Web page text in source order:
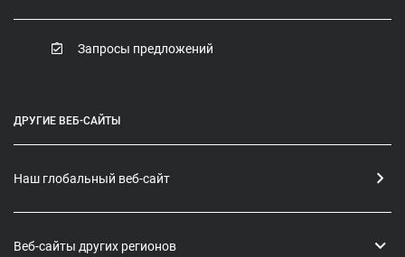
Запросы предложений
ДРУГИЕ ВЕБ-САЙТЫ
Наш глобальный веб-сайт
Веб-сайты других регионов